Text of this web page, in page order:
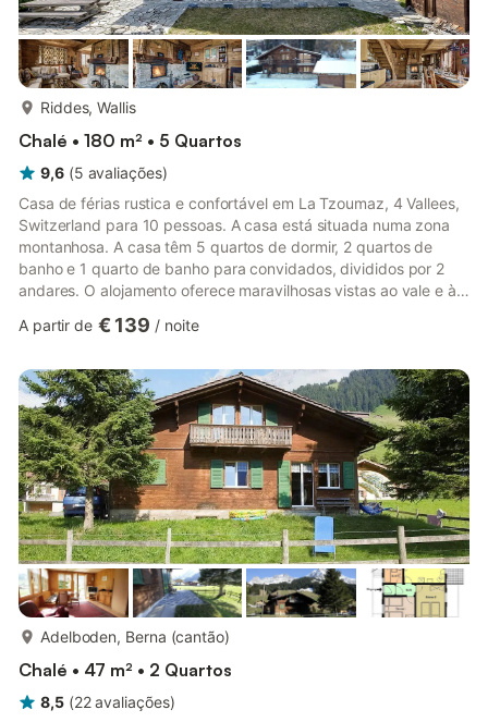
Riddes, Wallis
Chalé • 180 m² • 5 Quartos
9,6 (5 avaliações)
Casa de férias rustica e confortável em La Tzoumaz, 4 Vallees,
Switzerland para 10 pessoas. A casa está situada numa zona
montanhosa. A casa têm 5 quartos de dormir, 2 quartos de
banho e 1 quarto de banho para convidados, divididos por 2
andares. O alojamento oferece maravilhosas vistas ao vale e à
desta casa de férias um alojamento apropiado para passar suas
casacasa de férias de 2 andaressala de estar/jantar com
televisãolareira na sala de estar (lenha)5 quartos de dor...
A partir de € 139 / noite
Adelboden, Berna (cantão)
Chalé • 47 m² • 2 Quartos
8,5 (22 avaliações)